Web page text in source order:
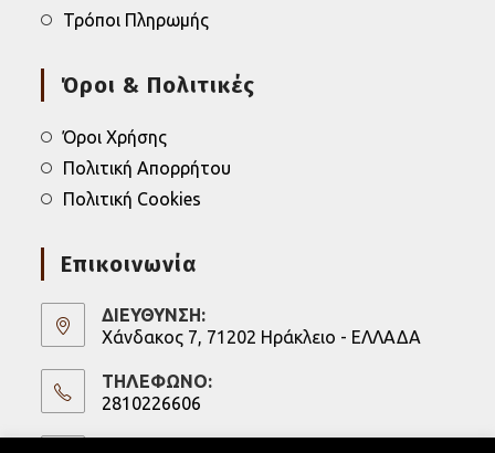
Τρόποι Πληρωμής
Όροι & Πολιτικές
Όροι Χρήσης
Πολιτική Απορρήτου
Πολιτική Cookies
Επικοινωνία
ΔΙΕΥΘΥΝΣΗ:
Χάνδακος 7, 71202 Ηράκλειο - ΕΛΛΑΔΑ
ΤΗΛΕΦΩΝΟ:
2810226606